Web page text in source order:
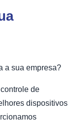
a sua empresa?
de
dispositivos